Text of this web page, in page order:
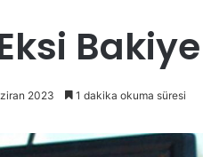
2023 1 dakika okuma süresi